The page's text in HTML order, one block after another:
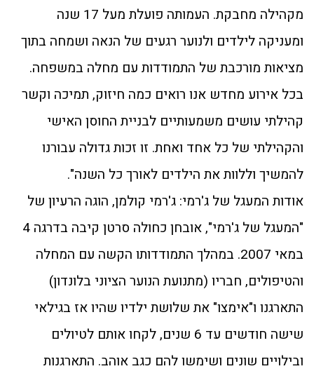
מקהילה מחבקת. העמותה פועלת מעל 17 שנה
ומעניקה לילדים ולנוער רגעים של הנאה ושמחה בתוך
מציאות מורכבת של התמודדות עם מחלה במשפחה.
בכל אירוע מחדש אנו רואים כמה חיזוק, תמיכה וקשר
קהילתי עושים משמעותיים לבניית החוסן האישי
והקהילתי של כל אחד ואחת. זו זכות גדולה עבורנו
להמשיך וללוות את הילדים לאורך כל השנה".
אודות המעגל של ג'רמי: ג'רמי קולמן, הוגה הרעיון של
"המעגל של ג'רמי", אובחן כחולה סרטן קיבה בדרגה 4
במאי 2007. במהלך התמודדותו הקשה עם המחלה
והטיפולים, חבריו (מתנועת הנוער הציוני בלונדון)
התארגנו ו"אימצו" את שלושת ילדיו שהיו אז בגילאי
שישה חודשים עד 6 שנים, לקחו אותם לטיולים
ובילויים שונים ושימשו להם כגב אוהב. התארגנות